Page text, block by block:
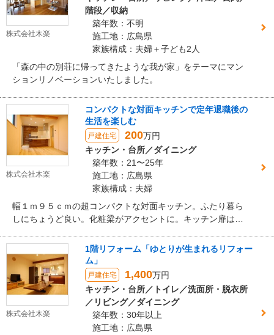
株式会社木楽
階段／収納
築年数：不明
施工地：広島県
家族構成：夫婦＋子ども2人
「森の中の別荘に帰ってきたような我が家」をテーマにマン
ションリノベーションいたしました。
株式会社木楽
コンパクトな対面キッチンで定年退職後の
生活を楽しむ
戸建住宅 200万円
キッチン・台所／ダイニング
築年数：21〜25年
施工地：広島県
家族構成：夫婦
幅１ｍ９５ｃｍの超コンパクトな対面キッチン。ふたり暮ら
しにちょうど良い。化粧梁がアクセントに。キッチン扉はと
株式会社木楽
1階リフォーム「ゆとりが生まれるリフォー
ム」
戸建住宅 1,400万円
キッチン・台所／トイレ／洗面所・脱衣所
／リビング／ダイニング
築年数：30年以上
施工地：広島県